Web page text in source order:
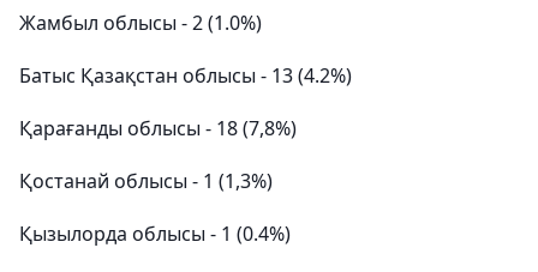
Жамбыл облысы - 2 (1.0%)
Батыс Қазақстан облысы - 13 (4.2%)
Қарағанды ​​облысы - 18 (7,8%)
Қостанай облысы - 1 (1,3%)
Қызылорда облысы - 1 (0.4%)